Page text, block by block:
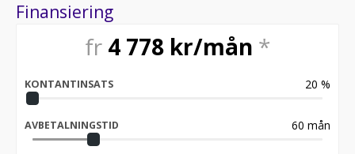
Finansiering
fr 4 778 kr/mån *
KONTANTINSATS 20 %
AVBETALNINGSTID 60 mån